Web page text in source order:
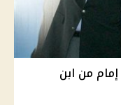
من ابن